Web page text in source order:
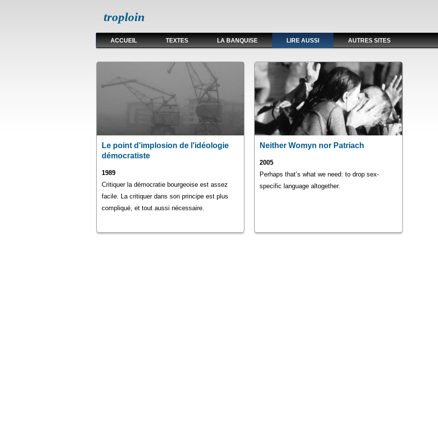
troploin
ACCUEIL TEXTES LA BANQUISE LIRE AUSSI AUTRES SITES
Le point d'implosion de l'idéologie
démocratiste
1989
Critiquer la démocratie bourgeoise est assez
facile. La critiquer dans son principe est plus
compliqué, et tout aussi nécessaire.
Neither Womyn nor Patriach
2005
Perhaps that’s what we need: to drop sex-
specific language altogether.